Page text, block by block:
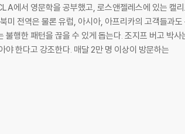
에서 영문학을 공부했고, 로스앤젤레스에 있는 캘
미 전역은 물론 유럽, 아시아, 아프리카의 고객들과
불행한 패턴을 끊을 수 있게 돕는다. 조지프 버고 박
야 한다고 강조한다. 매달 2만 명 이상이 방문하는